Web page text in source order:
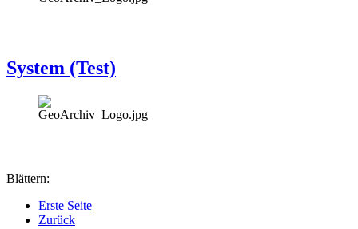
System (Test)
Blättern:
Erste Seite
Zurück